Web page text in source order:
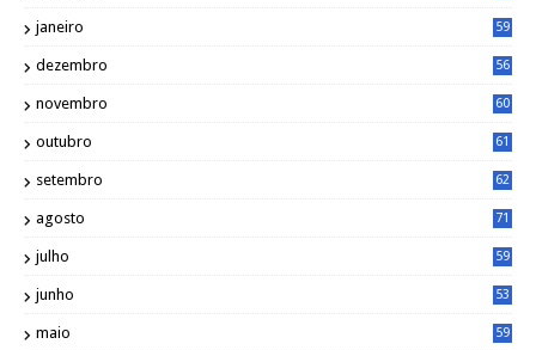
janeiro 59
dezembro 56
novembro 60
outubro 61
setembro 62
agosto 71
julho 59
junho 53
maio 59